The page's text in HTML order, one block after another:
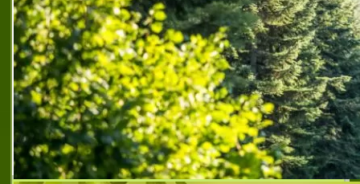
ресторант за кръщенета пазарджик,ресторант за
рожден ден пазарджик,ресторант за сватби
пазарджик,ресторант за семейни тържества
пазарджик,ресторант за специални събития в
пазарджик,ресторант подходящ за сватби
пазарджик,ресторант рони бар и грил,ресторант
рони бар и грил пазарджик,ресторант рони
пазарджик,ресторант с добро обслужване в
пазарджик,ресторант с разнообразно обедно меню
пазарджик,рони бар и грил пазарджик ,рони бар и
грил театъра пазарджик,рони кетъринг пазарджик,
фирма за качествени кетъринг услуги пазарджик